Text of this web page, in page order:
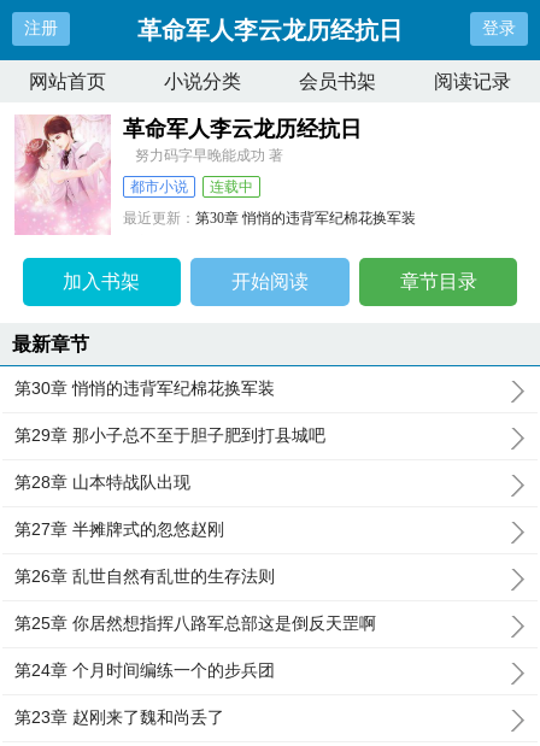
注册 革命军人李云龙历经抗日 登录
网站首页 小说分类 会员书架 阅读记录
革命军人李云龙历经抗日
努力码字早晚能成功 著
都市小说
连载中
最近更新：第30章 悄悄的违背军纪棉花换军装
加入书架 开始阅读 章节目录
最新章节
第30章 悄悄的违背军纪棉花换军装
第29章 那小子总不至于胆子肥到打县城吧
第28章 山本特战队出现
第27章 半摊牌式的忽悠赵刚
第26章 乱世自然有乱世的生存法则
第25章 你居然想指挥八路军总部这是倒反天罡啊
第24章 个月时间编练一个的步兵团
第23章 赵刚来了魏和尚丢了